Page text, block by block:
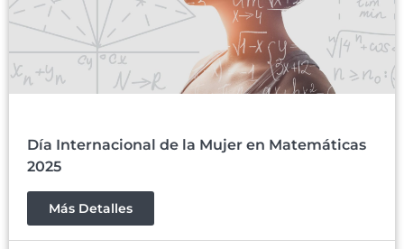
Día Internacional de la Mujer en Matemáticas
2025
Más Detalles